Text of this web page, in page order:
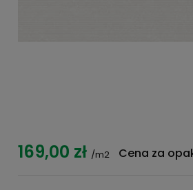
169,00 zł /m2 Cena za